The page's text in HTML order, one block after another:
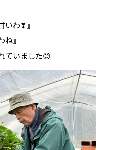
いわ❣』
』
ていました😊